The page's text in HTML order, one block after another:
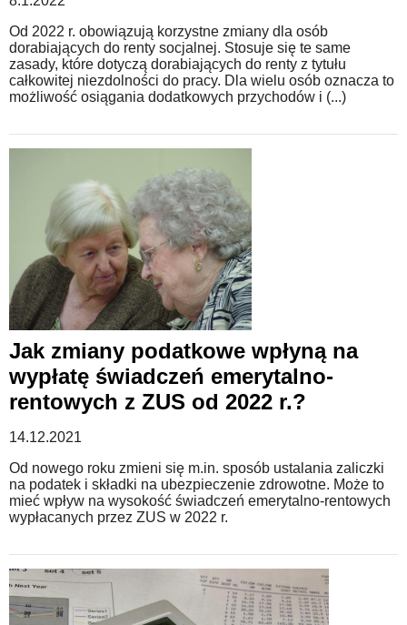
Od 2022 r. obowiązują korzystne zmiany dla osób
dorabiających do renty socjalnej. Stosuje się te same
zasady, które dotyczą dorabiających do renty z tytułu
całkowitej niezdolności do pracy. Dla wielu osób oznacza to
możliwość osiągania dodatkowych przychodów i (...)
Jak zmiany podatkowe wpłyną na
wypłatę świadczeń emerytalno-
rentowych z ZUS od 2022 r.?
14.12.2021
Od nowego roku zmieni się m.in. sposób ustalania zaliczki
na podatek i składki na ubezpieczenie zdrowotne. Może to
mieć wpływ na wysokość świadczeń emerytalno-rentowych
wypłacanych przez ZUS w 2022 r.